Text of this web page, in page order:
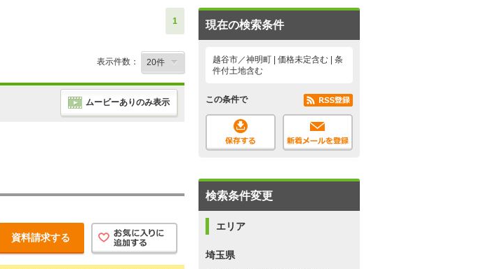
1
表示件数：
ムービーありのみ表示
資料請求する
現在の検索条件
越谷市／神明町 | 価格未定含む | 条
件付土地含む
この条件で
検索条件変更
エリア
埼玉県